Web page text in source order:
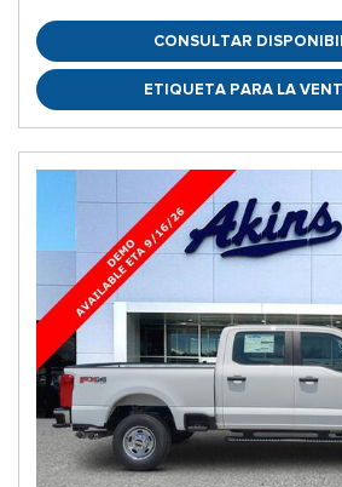
CONSULTAR
ETIQUETA PARA LA